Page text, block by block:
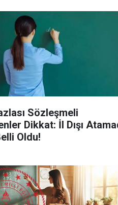
Sözleşmeli
Dikkat: İl Dışı
Oldu!